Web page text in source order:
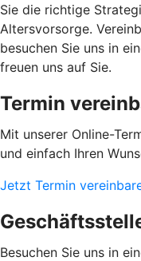
Sie die richtige
Altersvorsorge.
besuchen Sie uns in
freuen uns auf Sie.
Termin
Mit unserer Online-
und einfach Ihren
Jetzt Termin
Besuchen Sie uns in